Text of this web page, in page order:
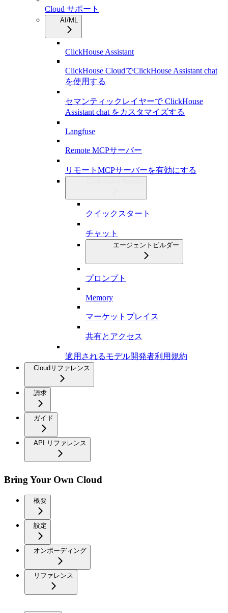
Cloud サポート
AI/ML
ClickHouse Assistant
ClickHouse CloudでClickHouse Assistant chat
を使用する
セマンティックレイヤーで ClickHouse
Assistant chat をカスタマイズする
Langfuse
Remote MCPサーバー
リモートMCPサーバーを有効にする
クイックスタート
チャット
エージェントビルダー
プロンプト
Memory
マーケットプレイス
共有とアクセス
適用されるモデル開発者利用規約
Cloudリファレンス
請求
ガイド
API リファレンス
Bring Your Own Cloud
概要
設定
オンボーディング
リファレンス